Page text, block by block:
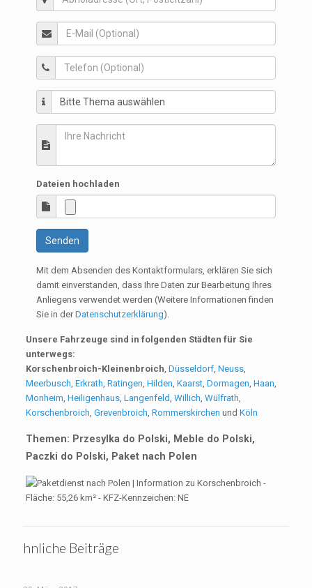
Dateien hochladen
Senden
Mit dem Absenden des Kontaktformulars, erklären Sie sich
damit einverstanden, dass Ihre Daten zur Bearbeitung Ihres
Anliegens verwendet werden (Weitere Informationen finden
Sie in derDatenschutzerklärung).
Unsere Fahrzeuge sind in folgenden Städten für Sie
unterwegs:
Korschenbroich-Kleinenbroich Düsseldorf, Neuss,
Meerbusch Erkrath Ratingen Hilden Kaarst, Dormagen Haan
Monheim Heiligenhaus, Langenfeld Willich Wülfrath
Korschenbroich Grevenbroich Rommerskirchen und Köln
Themen: Przesylka do Polski, Meble do Polski,
Paczki do Polski, Paket nach Polen
hnliche Beiträge